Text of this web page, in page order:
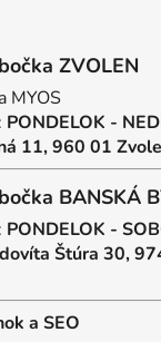
ZVOLEN
MYOS
PONDELOK -
11, 960 01
BANSKÁ
PONDELOK -
Štúra 30,
a SEO